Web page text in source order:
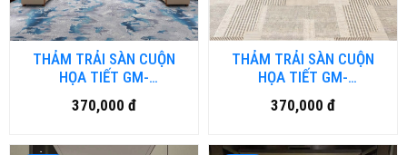
THẢM TRẢI SÀN CUỘN
HỌA TIẾT GM-
HFM.LUXURY05-HNM
370,000 đ
THẢM TRẢI SÀN CUỘN
HỌA TIẾT GM-
HFM.LUXURY04-HNM
370,000 đ